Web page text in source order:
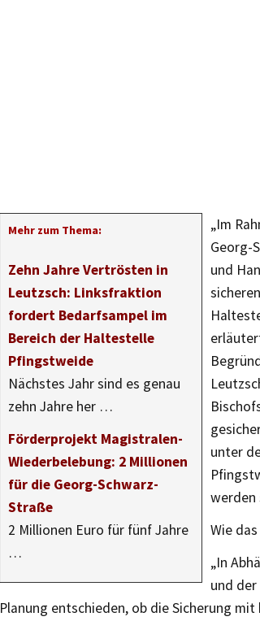
Mehr zum Thema:
Zehn Jahre Vertrösten in
Leutzsch: Linksfraktion
fordert Bedarfsampel im
Bereich der Haltestelle
Pfingstweide
Nächstes Jahr sind es genau
zehn Jahre her …
Förderprojekt Magistralen-
Wiederbelebung: 2 Millionen
für die Georg-Schwarz-
Straße
2 Millionen Euro für fünf Jahre
…
„Im
Georg-
und
unter
werden
Wie
„In
und
Planung entschieden, ob die Sicherung